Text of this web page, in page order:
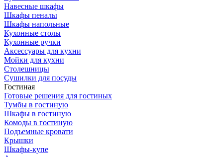
Навесные шкафы
Шкафы пеналы
Шкафы напольные
Кухонные столы
Кухонные ручки
Аксессуары для кухни
Мойки для кухни
Столешницы
Сушилки для посуды
Гостиная
Готовые решения для гостиных
Тумбы в гостиную
Шкафы в гостиную
Комоды в гостиную
Подъемные кровати
Крышки
Шкафы-купе